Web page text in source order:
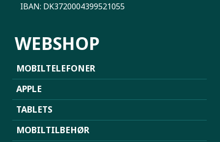
IBAN: DK3720004399521055
WEBSHOP
MOBILTELEFONER
APPLE
TABLETS
MOBILTILBEHØR